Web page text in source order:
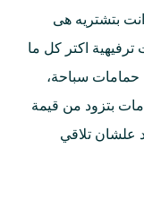
بتشتريه هى
ترفيهية اكتر كل ما
حمامات سباحة،
بتزود من قيمة
علشان تلاقي